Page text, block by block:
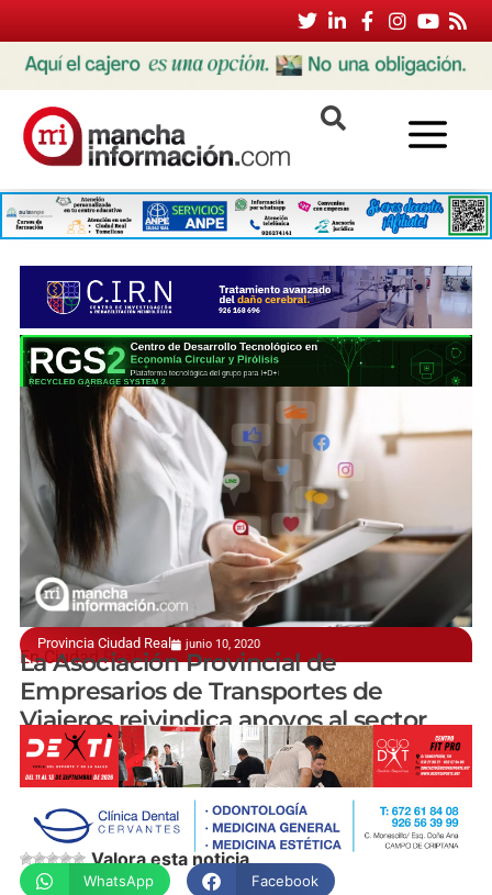
Provincia Ciudad Real junio 10, 2020
En Ciudad Real
La Asociación Provincial de
Empresarios de Transportes de
Viajeros reivindica apoyos al sector
manchainformacion.com
Valora esta noticia
WhatsApp Facebook